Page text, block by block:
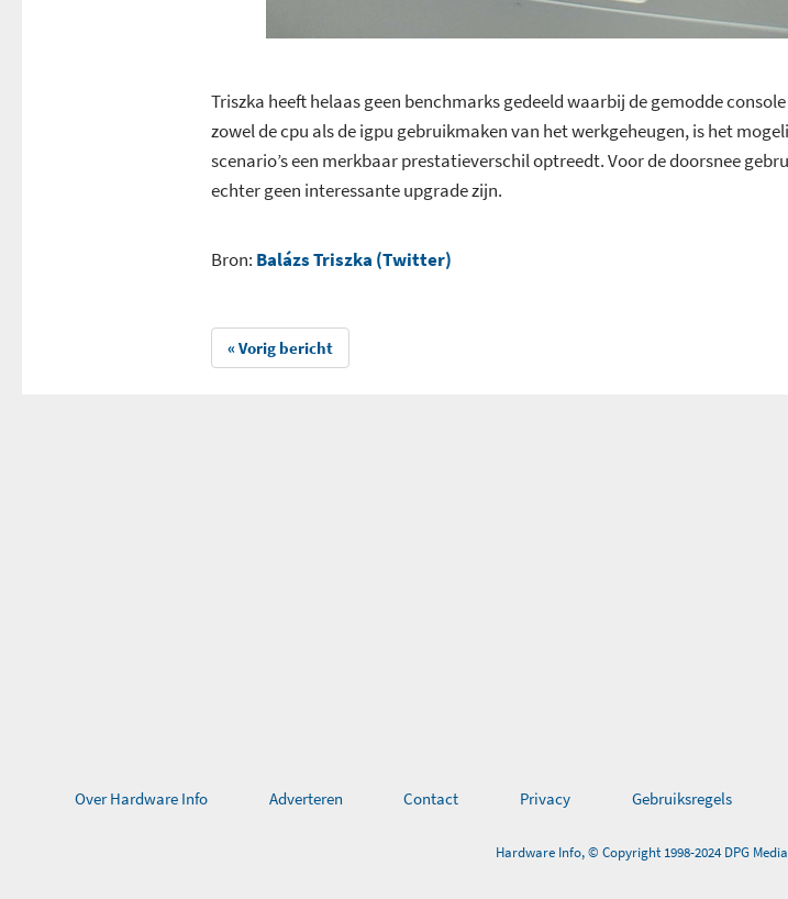
Triszka heeft helaas geen benchmarks gedeeld waarbij de gemodde
zowel de cpu als de igpu gebruikmaken van het werkgeheugen, is het
scenario’s een merkbaar prestatieverschil optreedt. Voor de doorsnee
echter geen interessante upgrade zijn.
Bron: Balázs Triszka (Twitter)
« Vorig bericht
Over Hardware Info Adverteren Contact Privacy Gebruiksregels
Hardware Info, © Copyright 1998-2024 DPG